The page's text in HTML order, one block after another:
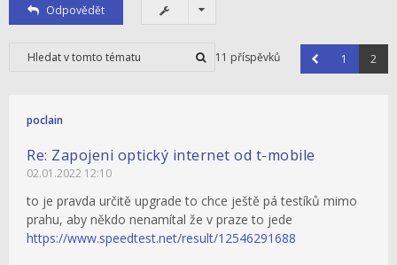
Odpovědět
11 příspěvků 1 2
poclain
Re: Zapojeni optický internet od t-mobile
02.01.2022 12:10
to je pravda určitě upgrade to chce ještě pá testíků mimo
prahu, aby někdo nenamítal že v praze to jede
https://www.speedtest.net/result/12546291688